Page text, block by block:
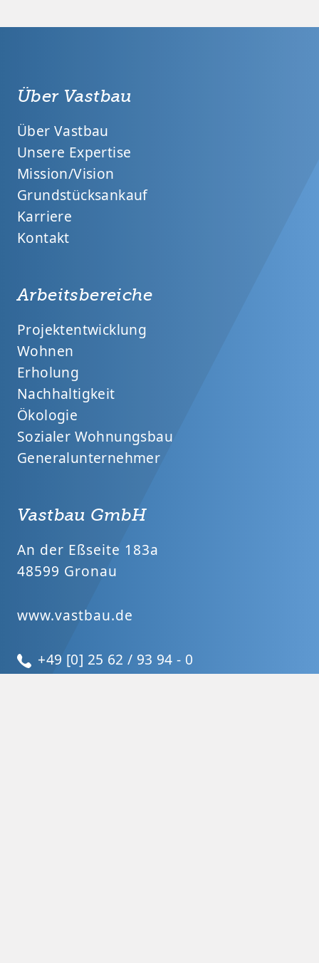
Über Vastbau
Über Vastbau
Unsere Expertise
Mission/Vision
Grundstücksankauf
Karriere
Kontakt
Arbeitsbereiche
Projektentwicklung
Wohnen
Erholung
Nachhaltigkeit
Ökologie
Sozialer Wohnungsbau
Generalunternehmer
Vastbau GmbH
An der Eßseite 183a
48599 Gronau
www.vastbau.de
+49 [0] 25 62 / 93 94 - 0